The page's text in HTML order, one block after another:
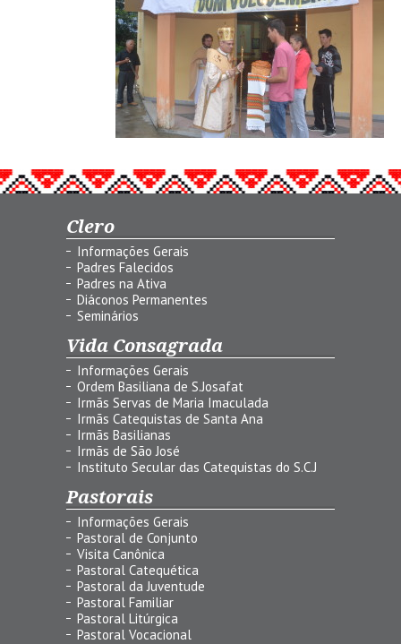
Clero
Informações Gerais
Padres Falecidos
Padres na Ativa
Diáconos Permanentes
Seminários
Vida Consagrada
Informações Gerais
Ordem Basiliana de S.Josafat
Irmãs Servas de Maria Imaculada
Irmãs Catequistas de Santa Ana
Irmãs Basilianas
Irmãs de São José
Instituto Secular das Catequistas do S.C.J
Pastorais
Informações Gerais
Pastoral de Conjunto
Visita Canônica
Pastoral Catequética
Pastoral da Juventude
Pastoral Familiar
Pastoral Litúrgica
Pastoral Vocacional